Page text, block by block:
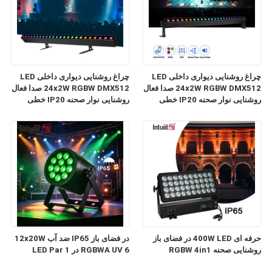
چراغ روشنایی دیواری داخلی LED
24x2W RGBW DMX512 صدا فعال
روشنایی نوار صحنه IP20 خطی
معماری
چراغ روشنایی دیواری داخلی LED
24x2W RGBW DMX512 صدا فعال
روشنایی نوار صحنه IP20 خطی
معماری
در فضای باز IP65 ضد آب 12x20W
RGBWA UV 6 در 1 LED Par
حرفه ای 400W LED در فضای باز
روشنایی صحنه RGBW 4in1